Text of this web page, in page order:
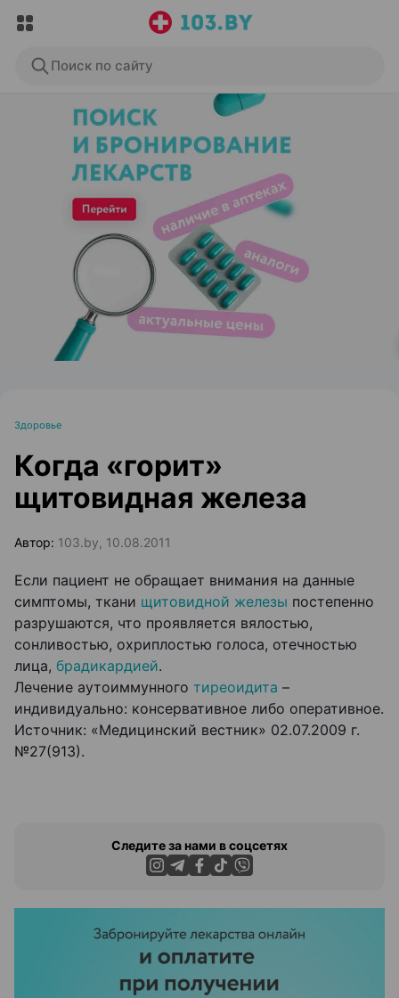
Поиск по сайту
ЭФФЕКТИВНАЯ РЕКЛАМА НА САЙТЕ
Здоровье
Когда «горит»
щитовидная железа
Автор: 103.by, 10.08.2011
Если пациент не обращает внимания на данные
симптомы, ткани щитовидной железы постепенно
разрушаются, что проявляется вялостью,
сонливостью, охриплостью голоса, отечностью
лица, брадикардией.
Лечение аутоиммунного тиреоидита –
индивидуально: консервативное либо оперативное.
Источник: «Медицинский вестник» 02.07.2009 г.
№27(913).
Следите за нами в соцсетях